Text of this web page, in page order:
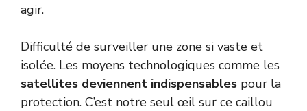
agir.
Difficulté de surveiller une zone si vaste et
isolée. Les moyens technologiques comme les
satellites deviennent indispensables pour la
protection. C’est notre seul œil sur ce caillou